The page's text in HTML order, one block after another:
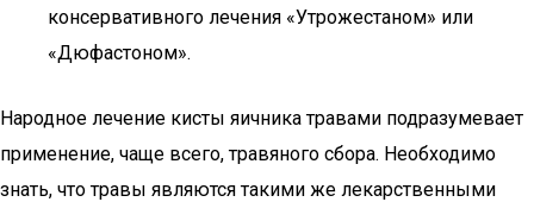
консервативного лечения «Утрожестаном» или
«Дюфастоном».
Народное лечение кисты яичника травами подразумевает
применение, чаще всего, травяного сбора. Необходимо
знать, что травы являются такими же лекарственными